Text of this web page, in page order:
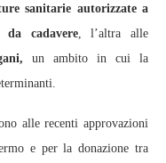
sanitarie autorizzate a
cadavere, l’altra alle
un ambito in cui la
alle recenti approvazioni
e per la donazione tra